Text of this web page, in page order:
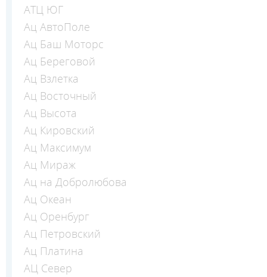
АТЦ ЮГ
Ац АвтоПоле
Ац Баш Моторс
Ац Береговой
Ац Взлетка
Ац Восточный
Ац Высота
Ац Кировский
Ац Максимум
Ац Мираж
Ац на Добролюбова
Ац Океан
Ац Оренбург
Ац Петровский
Ац Платина
АЦ Север